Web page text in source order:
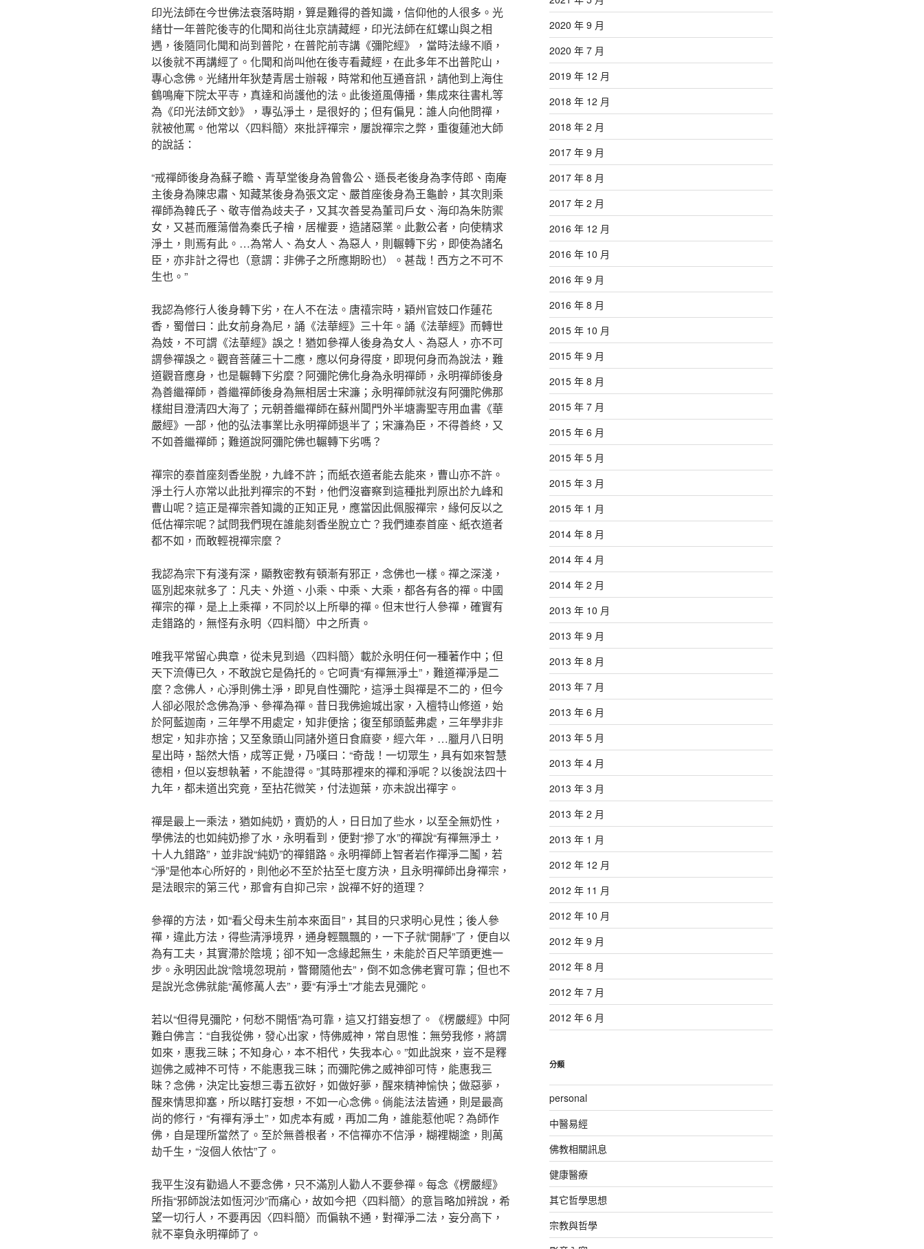
印光法師在今世佛法衰落時期，算是難得的善知識，信仰他的人很多。光
緒廿一年普陀後寺的化聞和尚往北京請藏經，印光法師在紅螺山與之相
遇，後隨同化聞和尚到普陀，在普陀前寺講《彌陀經》，當時法緣不順，
以後就不再講經了。化聞和尚叫他在後寺看藏經，在此多年不出普陀山，
專心念佛。光緒卅年狄楚青居士辦報，時常和他互通音訊，請他到上海住
鶴鳴庵下院太平寺，真達和尚護他的法。此後道風傳播，集成來往書札等
為《印光法師文鈔》，專弘淨土，是很好的；但有偏見：誰人向他問禪，
就被他罵。他常以〈四料簡〉來批評禪宗，屢說禪宗之弊，重復蓮池大師
的說話：
“戒禪師後身為蘇子瞻、青草堂後身為曾魯公、遜長老後身為李侍郎、南庵
主後身為陳忠肅、知藏某後身為張文定、嚴首座後身為王龜齡，其次則乘
禪師為韓氏子、敬寺僧為歧夫子，又其次善旻為董司戶女、海印為朱防禦
女，又甚而雁蕩僧為秦氏子檜，居權要，造諸惡業。此數公者，向使精求
淨土，則焉有此。…為常人、為女人、為惡人，則輾轉下劣，即使為諸名
臣，亦非計之得也（意謂：非佛子之所應期盼也）。甚哉！西方之不可不
生也。”
我認為修行人後身轉下劣，在人不在法。唐禧宗時，穎州官妓口作蓮花
香，蜀僧曰：此女前身為尼，誦《法華經》三十年。誦《法華經》而轉世
為妓，不可謂《法華經》誤之！猶如參禪人後身為女人、為惡人，亦不可
謂參禪誤之。觀音菩薩三十二應，應以何身得度，即現何身而為說法，難
道觀音應身，也是輾轉下劣麼？阿彌陀佛化身為永明禪師，永明禪師後身
為善繼禪師，善繼禪師後身為無相居士宋濂；永明禪師就沒有阿彌陀佛那
樣紺目澄清四大海了；元朝善繼禪師在蘇州閶門外半塘壽聖寺用血書《華
嚴經》一部，他的弘法事業比永明禪師退半了；宋濂為臣，不得善終，又
不如善繼禪師；難道說阿彌陀佛也輾轉下劣嗎？
禪宗的泰首座刻香坐脫，九峰不許；而紙衣道者能去能來，曹山亦不許。
淨土行人亦常以此批判禪宗的不對，他們沒審察到這種批判原出於九峰和
曹山呢？這正是禪宗善知識的正知正見，應當因此佩服禪宗，緣何反以之
低估禪宗呢？試問我們現在誰能刻香坐脫立亡？我們連泰首座、紙衣道者
都不如，而敢輕視禪宗麼？
我認為宗下有淺有深，顯教密教有頓漸有邪正，念佛也一樣。禪之深淺，
區別起來就多了：凡夫、外道、小乘、中乘、大乘，都各有各的禪。中國
禪宗的禪，是上上乘禪，不同於以上所舉的禪。但末世行人參禪，確實有
走錯路的，無怪有永明〈四料簡〉中之所責。
唯我平常留心典章，從未見到過〈四料簡〉載於永明任何一種著作中；但
天下流傳已久，不敢說它是偽托的。它呵責“有禪無淨土”，難道禪淨是二
麼？念佛人，心淨則佛土淨，即見自性彌陀，這淨土與禪是不二的，但今
人卻必限於念佛為淨、參禪為禪。昔日我佛逾城出家，入檀特山修道，始
於阿藍迦南，三年學不用處定，知非便捨；復至郁頭藍弗處，三年學非非
想定，知非亦捨；又至象頭山同諸外道日食麻麥，經六年，…臘月八日明
星出時，豁然大悟，成等正覺，乃嘆曰：“奇哉！一切眾生，具有如來智慧
德相，但以妄想執著，不能證得。”其時那裡來的禪和淨呢？以後說法四十
九年，都未道出究竟，至拈花微笑，付法迦葉，亦未說出禪字。
禪是最上一乘法，猶如純奶，賣奶的人，日日加了些水，以至全無奶性，
學佛法的也如純奶摻了水，永明看到，便對“摻了水”的禪說“有禪無淨土，
十人九錯路”，並非說“純奶”的禪錯路。永明禪師上智者岩作禪淨二鬮，若
“淨”是他本心所好的，則他必不至於拈至七度方決，且永明禪師出身禪宗，
是法眼宗的第三代，那會有自抑己宗，說禪不好的道理？
參禪的方法，如“看父母未生前本來面目”，其目的只求明心見性；後人參
禪，違此方法，得些清淨境界，通身輕飄飄的，一下子就“開靜”了，便自以
為有工夫，其實滯於陰境；卻不知一念緣起無生，未能於百尺竿頭更進一
步。永明因此說“陰境忽現前，瞥爾隨他去”，倒不如念佛老實可靠；但也不
是說光念佛就能“萬修萬人去”，要“有淨土”才能去見彌陀。
若以“但得見彌陀，何愁不開悟”為可靠，這又打錯妄想了。《楞嚴經》中阿
難白佛言：“自我從佛，發心出家，恃佛威神，常自思惟：無勞我修，將謂
如來，惠我三昧；不知身心，本不相代，失我本心。”如此說來，豈不是釋
迦佛之威神不可恃，不能惠我三昧；而彌陀佛之威神卻可恃，能惠我三
昧？念佛，決定比妄想三毒五欲好，如做好夢，醒來精神愉快；做惡夢，
醒來情思抑塞，所以瞎打妄想，不如一心念佛。倘能法法皆通，則是最高
尚的修行，“有禪有淨土”，如虎本有威，再加二角，誰能惹他呢？為師作
佛，自是理所當然了。至於無善根者，不信禪亦不信淨，糊裡糊塗，則萬
劫千生，“沒個人依怙”了。
我平生沒有勸過人不要念佛，只不滿別人勸人不要參禪。每念《楞嚴經》
所指“邪師說法如恆河沙”而痛心，故如今把〈四料簡〉的意旨略加辨說，希
望一切行人，不要再因〈四料簡〉而偏執不通，對禪淨二法，妄分高下，
就不辜負永明禪師了。
2020 年 9 月
2020 年 7 月
2019 年 12 月
2018 年 12 月
2018 年 2 月
2017 年 9 月
2017 年 8 月
2017 年 2 月
2016 年 12 月
2016 年 10 月
2016 年 9 月
2016 年 8 月
2015 年 10 月
2015 年 9 月
2015 年 8 月
2015 年 7 月
2015 年 6 月
2015 年 5 月
2015 年 3 月
2015 年 1 月
2014 年 8 月
2014 年 4 月
2014 年 2 月
2013 年 10 月
2013 年 9 月
2013 年 8 月
2013 年 7 月
2013 年 6 月
2013 年 5 月
2013 年 4 月
2013 年 3 月
2013 年 2 月
2013 年 1 月
2012 年 12 月
2012 年 11 月
2012 年 10 月
2012 年 9 月
2012 年 8 月
2012 年 7 月
2012 年 6 月
分類
personal
中醫易經
佛教相關訊息
健康醫療
其它哲學思想
宗教與哲學